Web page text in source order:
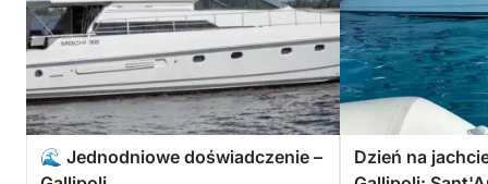
🌊 Jednodniowe doświadczenie –
Dzień na